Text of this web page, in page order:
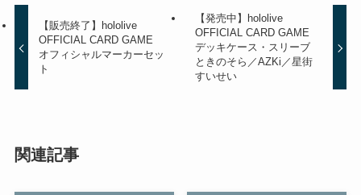
【販売終了】hololive
OFFICIAL CARD GAME
オフィシャルマーカーセッ
ト
【発売中】hololive
OFFICIAL CARD GAME
デッキケース・スリーブ
ときのそら／AZKi／星街
すいせい
関連記事